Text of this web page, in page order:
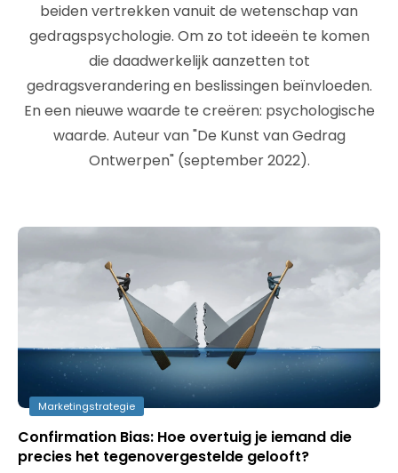
beiden vertrekken vanuit de wetenschap van
gedragspsychologie. Om zo tot ideeën te komen
die daadwerkelijk aanzetten tot
gedragsverandering en beslissingen beïnvloeden.
En een nieuwe waarde te creëren: psychologische
waarde. Auteur van "De Kunst van Gedrag
Ontwerpen" (september 2022).
Marketingstrategie
Confirmation Bias: Hoe overtuig je iemand die
precies het tegenovergestelde gelooft?